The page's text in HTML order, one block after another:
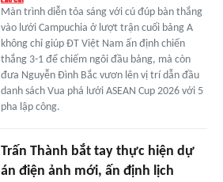
Màn trình diễn tỏa sáng với cú đúp bàn thắng
vào lưới Campuchia ở lượt trận cuối bảng A
không chỉ giúp ĐT Việt Nam ấn định chiến
thắng 3-1 để chiếm ngôi đầu bảng, mà còn
đưa Nguyễn Đình Bắc vươn lên vị trí dẫn đầu
danh sách Vua phá lưới ASEAN Cup 2026 với 5
pha lập công.
Trấn Thành bắt tay thực hiện dự
án điện ảnh mới, ấn định lịch